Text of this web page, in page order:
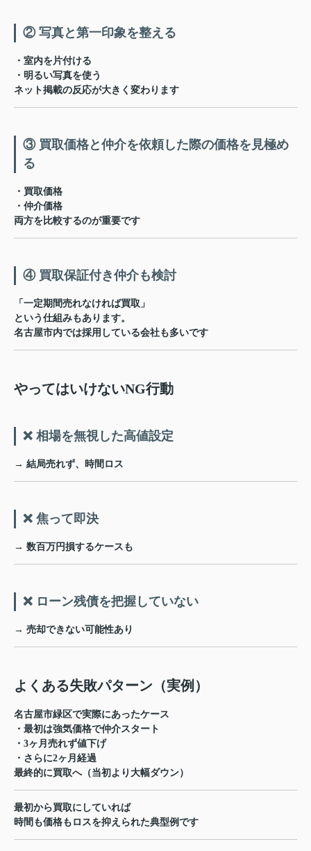
② 写真と第一印象を整える
・室内を片付ける
・明るい写真を使う
ネット掲載の反応が大きく変わります
③ 買取価格と仲介を依頼した際の価格を見極め
る
・買取価格
・仲介価格
両方を比較するのが重要です
④ 買取保証付き仲介も検討
「一定期間売れなければ買取」
という仕組みもあります。
名古屋市内では採用している会社も多いです
やってはいけないNG行動
❌ 相場を無視した高値設定
→ 結局売れず、時間ロス
❌ 焦って即決
→ 数百万円損するケースも
❌ ローン残債を把握していない
→ 売却できない可能性あり
よくある失敗パターン（実例）
名古屋市緑区で実際にあったケース
・最初は強気価格で仲介スタート
・3ヶ月売れず値下げ
・さらに2ヶ月経過
最終的に買取へ（当初より大幅ダウン）
最初から買取にしていれば
時間も価格もロスを抑えられた典型例です